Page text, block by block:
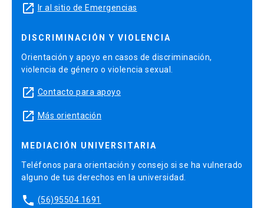
launch Ir al sitio de Emergencias
DISCRIMINACIÓN Y VIOLENCIA
Orientación y apoyo en casos de discriminación,
violencia de género o violencia sexual.
launch Contacto para apoyo
launch Más orientación
MEDIACIÓN UNIVERSITARIA
Teléfonos para orientación y consejo si se ha vulnerado
alguno de tus derechos en la universidad.
phone (56)95504 1691